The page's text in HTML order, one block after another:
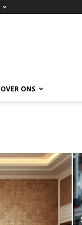
OVER ONS